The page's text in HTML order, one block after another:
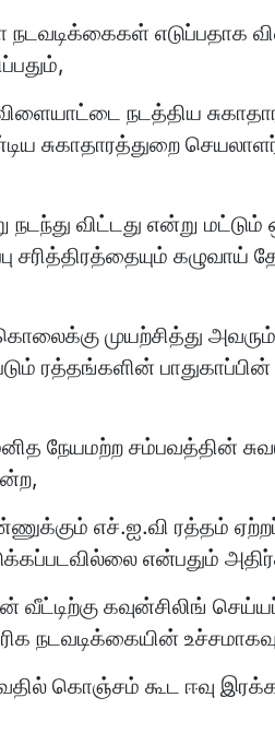
எடுப்பதாக
விளையாட்டை நடத்திய
சுகாதாரத்துறை
விட்டது என்று
சரித்திரத்தையும்
முயற்சித்து அவரும்
ரத்தங்களின்
நேயமற்ற சம்பவத்தின்
எச்.ஐ.வி ரத்தம்
என்பதும்
கவுன்சிலிங்
நடவடிக்கையின்
கொஞ்சம் கூட ஈவு